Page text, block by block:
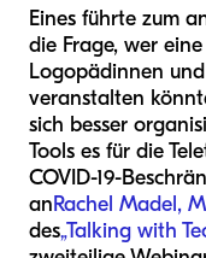
Eines führte zum
die Frage, wer
Logopädinnen
veranstalten
sich besser
Tools es für die
COVID-19-
anRachel Madel,
des„Talking with